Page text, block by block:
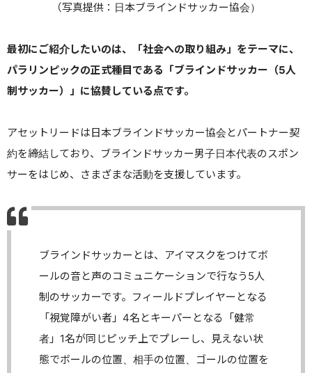
（写真提供：日本ブラインドサッカー協会）
最初にご紹介したいのは、
「社会への取り組み」をテーマに、
パラリンピックの正式種目である「ブラインドサッカー（5人
制サッカー）」に協賛している点です。
アセットリードは日本ブラインドサッカー協会とパートナー契
約を締結しており、ブラインドサッカー男子日本代表のスポン
サーをはじめ、さまざまな活動を支援しています。
ブラインドサッカーとは、アイマスクをつけてボ
ールの音と声のコミュニケーションで行なう5人
制のサッカーです。フィールドプレイヤーとなる
「視覚障がい者」4名とキーパーとなる「健常
者」1名が同じピッチ上でプレーし、見えない状
態でボールの位置、相手の位置、ゴールの位置を